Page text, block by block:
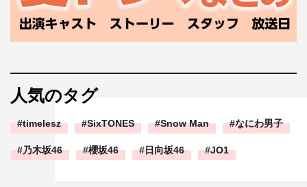
人気のタグ
timelesz SixTONES Snow Man なにわ男子
乃木坂46 櫻坂46 日向坂46 JO1